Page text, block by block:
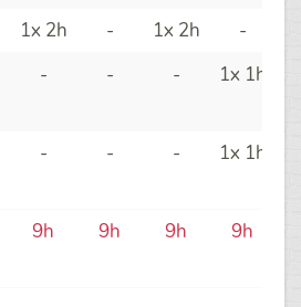
1x 2h - 1x 2h
-
- - - 1x 1h
- - - 1x 1h
9h 9h 9h 9h